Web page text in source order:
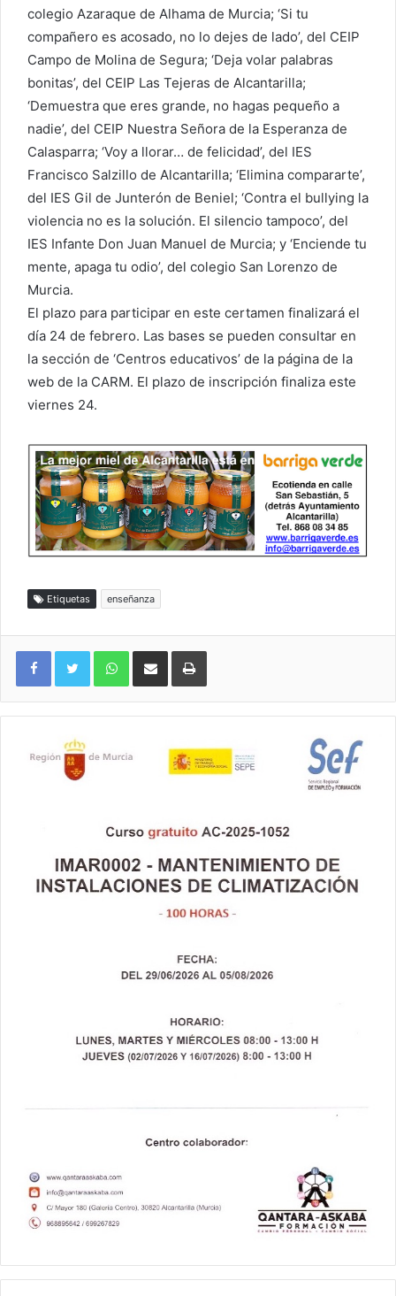
colegio Azaraque de Alhama de Murcia; ‘Si tu
compañero es acosado, no lo dejes de lado’, del CEIP
Campo de Molina de Segura; ‘Deja volar palabras
bonitas’, del CEIP Las Tejeras de Alcantarilla;
‘Demuestra que eres grande, no hagas pequeño a
nadie’, del CEIP Nuestra Señora de la Esperanza de
Calasparra; ‘Voy a llorar… de felicidad’, del IES
Francisco Salzillo de Alcantarilla; ‘Elimina compararte’,
del IES Gil de Junterón de Beniel; ‘Contra el bullying la
violencia no es la solución. El silencio tampoco’, del
IES Infante Don Juan Manuel de Murcia; y ‘Enciende tu
mente, apaga tu odio’, del colegio San Lorenzo de
Murcia.
El plazo para participar en este certamen finalizará el
día 24 de febrero. Las bases se pueden consultar en
la sección de ‘Centros educativos’ de la página de la
web de la CARM. El plazo de inscripción finaliza este
viernes 24.
Etiquetas enseñanza
WhatsAppCompartir por correo electrónicoImprimir